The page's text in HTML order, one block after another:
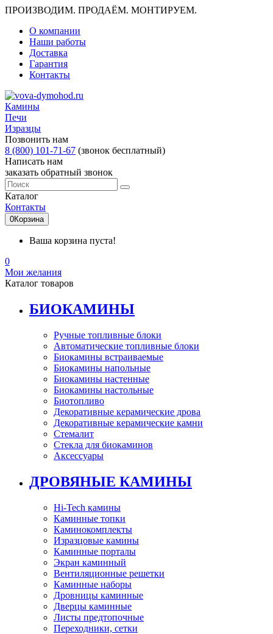
ПРОИЗВОДИМ. ПРОДАЁМ. МОНТИРУЕМ.
О компании
Наши работы
Доставка
Гарантия
Контакты
Камины
Печи
Изразцы
Позвонить нам
8 (800) 101-71-67 (звонок бесплатный)
Написать нам
заказать обратный звонок
Каталог
Контакты
0Корзина
Ваша корзина пуста!
0
Мои желания
Каталог товаров
БИОКАМИНЫ
Ручные топливные блоки
Автоматические топливные блоки
Биокамины встраиваемые
Биокамины напольные
Биокамины настенные
Биокамины настольные
Биотопливо
Декоративные керамические дрова
Декоративные керамические камни
Стемалит
Стекла для биокаминов
Аксессуары
ДРОВЯНЫЕ КАМИНЫ
Hi-Tech камины
Каминные топки
Каминокомплекты
Изразцовые камины
Каминные порталы
Экран каминный
Вентиляционные решетки
Каминные наборы
Дровницы каминные
Дверцы каминные
Листы предтопочные
Переходники, сетки